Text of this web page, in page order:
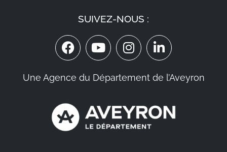
SUIVEZ-NOUS :
Une Agence du Département de l’Aveyron